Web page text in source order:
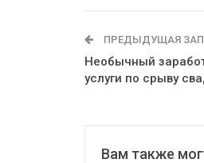
ПРЕДЫДУЩАЯ
Необычный
услуги по срыву
Вам также